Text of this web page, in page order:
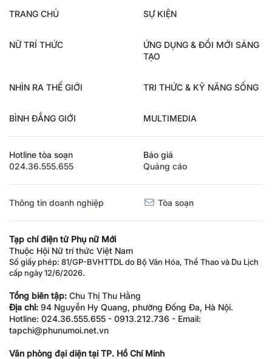
TRANG CHỦ SỰ KIỆN
NỮ TRÍ THỨC
ỨNG DỤNG & ĐỔI MỚI SÁNG
TẠO
NHÌN RA THẾ GIỚI TRI THỨC & KỸ NĂNG SỐNG
BÌNH ĐẲNG GIỚI MULTIMEDIA
Hotline tòa soạn
024.36.555.655
Báo giá
Quảng cáo
Thông tin doanh nghiệp Tòa soạn
Tạp chí điện tử Phụ nữ Mới
Thuộc Hội Nữ trí thức Việt Nam
Số giấy phép: 81/GP-BVHTTDL do Bộ Văn Hóa, Thể Thao và Du Lịch
cấp ngày 12/6/2026.
Tổng biên tập: Chu Thị Thu Hằng
Địa chỉ: 94 Nguyễn Hy Quang, phường Đống Đa, Hà Nội.
Hotline: 024.36.555.655 - 0913.212.736 - Email:
tapchi@phunumoi.net.vn
Văn phòng đại diện tại TP. Hồ Chí Minh